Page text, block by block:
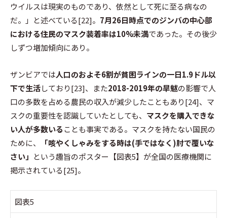
ウイルスは現実のものであり、依然として死に至る病なの
だ。」と述べている[22]。 7月26日時点でのジンバの中心部
における住民のマスク装着率は10%未満であった。その後少
しずつ増加傾向にあり。
ザンビアでは人口のおよそ6割が貧困ラインの一日1.9ドル以
下で生活しており[23]、また2018-2019年の旱魃の影響で人
口の多数を占める農民の収入が減少したこともあり[24]、マ
スクの重要性を認識していたとしても、 マスクを購入できな
い人が多数いることも事実である。マスクを持たない国民の
ために、
「咳やくしゃみをする時は(手ではなく)肘で覆いな
さい」 という趣旨のポスター【図表5】が全国の医療機関に
掲示されている[25]。
図表5